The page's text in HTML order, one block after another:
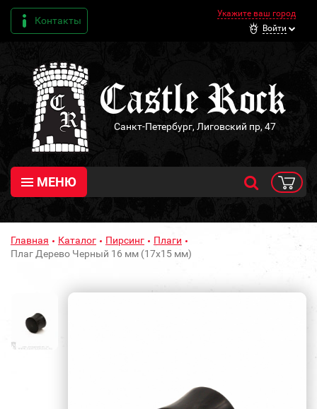
Контакты
Укажите ваш город
Войти
Санкт-Петербург, Лиговский пр, 47
МЕНЮ
Главная Каталог Пирсинг
Плаги
Плаг Дерево Черный 16 мм (17х15 мм)